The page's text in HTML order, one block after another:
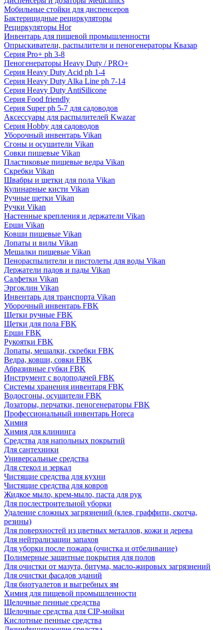
Мобильные стойки для диспенсеров
Бактерицидные рециркуляторы
Рециркуляторы Hor
Инвентарь для пищевой промышленности
Опрыскиватели, распылители и пеногенераторы Квазар
Серия Pro+ ph 3-8
Пеногенераторы Heavy Duty / PRO+
Серия Heavy Duty Acid ph 1-4
Серия Heavy Duty Alka Line ph 7-14
Серия Heavy Duty AntiSilicone
Серия Food friendly
Серия Super ph 5-7 для садоводов
Аксессуары для распылителей Kwazar
Серия Hobby для садоводов
Уборочный инвентарь Vikan
Сгоны и осушители Vikan
Совки пищевые Vikan
Пластиковые пищевые ведра Vikan
Скребки Vikan
Швабры и щетки для пола Vikan
Кулинарные кисти Vikan
Ручные щетки Vikan
Ручки Vikan
Настенные крепления и держатели Vikan
Ерши Vikan
Ковши пищевые Vikan
Лопаты и вилы Vikan
Мешалки пищевые Vikan
Пенораспылители и пистолеты для воды Vikan
Держатели падов и пады Vikan
Салфетки Vikan
Эргоклин Vikan
Инвентарь для транспорта Vikan
Уборочный инвентарь FBK
Щетки ручные FBK
Щетки для пола FBK
Ерши FBK
Рукоятки FBK
Лопаты, мешалки, скребки FBK
Ведра, ковши, совки FBK
Абразивные губки FBK
Инструмент с водоподачей FBK
Системы хранения инвентаря FBK
Водосгоны, осушители FBK
Дозаторы, перчатки, пеногенераторы FBK
Профессиональный инвентарь Horeca
Химия
Химия для клининга
Средства для напольных покрытий
Для сантехники
Универсальные средства
Для стекол и зеркал
Чистящие средства для кухни
Чистящие средства для ковров
Жидкое мыло, крем-мыло, паста для рук
Для послестроительной уборки
Удаление сложных загрязнений (клея, граффити, скотча,
резины)
Для поверхностей из цветных металлов, кожи и дерева
Для нейтрализации запахов
Для уборки после пожара (очистка и отбеливание)
Полимерные защитные покрытия для полов
Для очистки от мазута, битума, масло-жировых загрязнений
Для очистки фасадов зданий
Для биотуалетов и выгребных ям
Химия для пищевой промышленности
Щелочные пенные средства
Щелочные средства для CIP-мойки
Кислотные пенные средства